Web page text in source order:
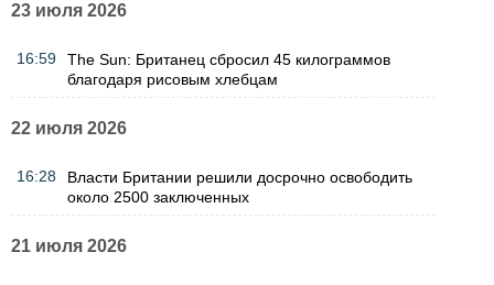
23 июля 2026
16:59
The Sun: Британец сбросил 45 килограммов
благодаря рисовым хлебцам
22 июля 2026
16:28
Власти Британии решили досрочно освободить
около 2500 заключенных
21 июля 2026